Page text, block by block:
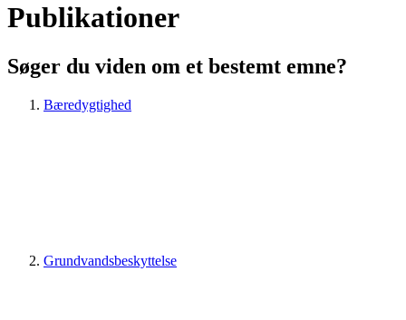
Publikationer
Søger du viden om et bestemt emne?
Bæredygtighed
Grundvandsbeskyttelse